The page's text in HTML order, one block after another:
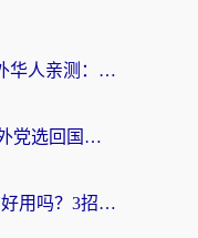
Mac翻墙回国免费？2026海外华人亲测：从CCTV5直播到国内APP，这样选加速器才靠谱
Proton VPN中国能用吗？海外党选回国加速器的避坑指南（附番茄加速器实测）
海外党必看：斧牛和Fly2CN好用吗？3招教你选对回国加速器（附免费试用攻略）